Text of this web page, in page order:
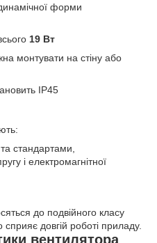
форми
19 Вт
монтувати на стіну або
IP45
стандартами,
і електромагнітної
до подвійного класу
сприяє довгій роботі приладу.
вентилятора